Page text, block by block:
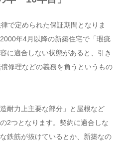
で定められた保証期間となりま
年4月以降の新築住宅で「瑕疵
に適合しない状態があると、引き
修理などの義務を負うというもの
耐力上主要な部分」と屋根など
2つとなります。契約に適合しな
鉄筋が抜けているとか、新築なの